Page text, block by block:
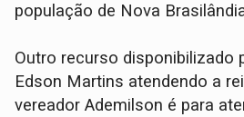
população de Nova
Outro recurso disponibilizado
Edson Martins atendendo a
vereador Ademilson é para